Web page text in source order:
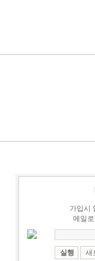
가입시
메일